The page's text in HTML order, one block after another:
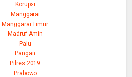
Korupsi
Manggarai
Manggarai Timur
Maáruf Amin
Palu
Pangan
Pilres 2019
Prabowo